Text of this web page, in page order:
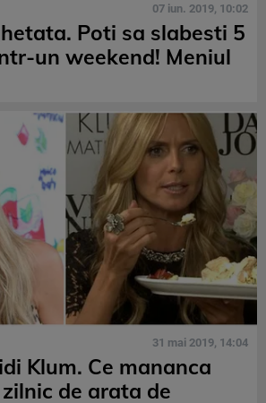
07 iun. 2019, 10:02
Poti sa slabesti 5
un weekend! Meniul
31 mai 2019, 14:04
Klum. Ce mananca
de arata de